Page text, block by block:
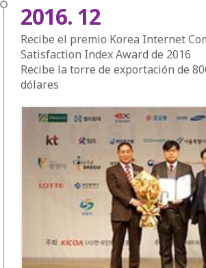
2016. 12
Recibe el premio Korea Internet
Satisfaction Index Award de 2016
Recibe la torre de exportación de
dólares